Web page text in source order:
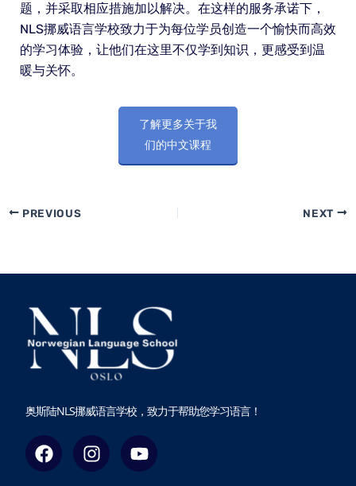
题，并采取相应措施加以解决。在这样的服务承诺下，
NLS挪威语言学校致力于为每位学员创造一个愉快而高效
的学习体验，让他们在这里不仅学到知识，更感受到温
暖与关怀。
了解更多关于我
们的中文课程
PREVIOUS NEXT
奥斯陆NLS挪威语言学校，致力于帮助您学习语言！
F
a
I
n
Y
o